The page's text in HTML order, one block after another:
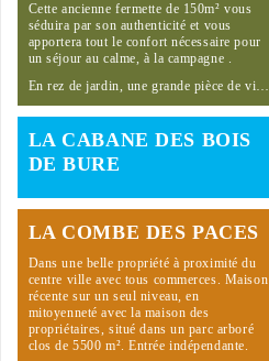
Cette ancienne fermette de 150m² vous
séduira par son authenticité et vous
apportera tout le confort nécessaire pour
un séjour au calme, à la campagne .
En rez de jardin, une grande pièce de vi…
LA CABANE DES BOIS
DE BURE
LA COMBE DES PACES
Dans une belle propriété à proximité du
centre ville avec tous commerces. Maison
récente sur un seul niveau, en
mitoyenneté avec la maison des
propriétaires, situé dans un parc arboré
clos de 5500 m². Entrée indépendante.